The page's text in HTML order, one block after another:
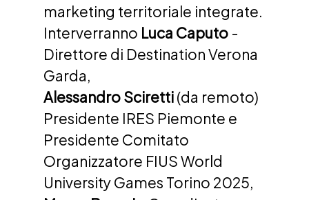
marketing territoriale integrate.
Interverranno Luca Caputo -
Direttore di Destination Verona
Garda,
Alessandro Sciretti (da remoto)
Presidente IRES Piemonte e
Presidente Comitato
Organizzatore FIUS World
University Games Torino 2025,